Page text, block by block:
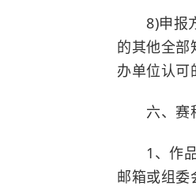
8)申报方
的其他全部
办单位认可
六、赛
1、作品
邮箱或组委